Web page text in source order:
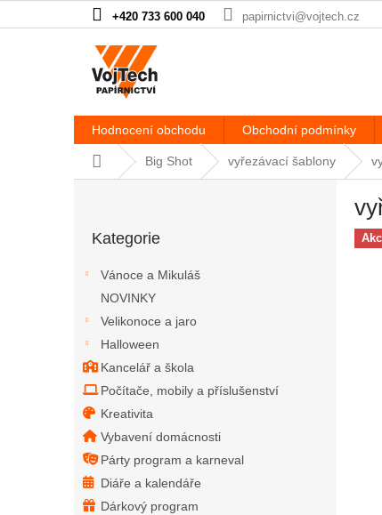
+420 733 600 040 papirnictvi@vojtech.cz
Hodnocení obchodu Obchodní podmínky
Domů Big Shot vyřezávací šablony
Kategorie
Vánoce a Mikuláš
NOVINKY
Velikonoce a jaro
Halloween
Kancelář a škola
Počítače, mobily a příslušenství
Kreativita
Vybavení domácnosti
Párty program a karneval
Diáře a kalendáře
Dárkový program